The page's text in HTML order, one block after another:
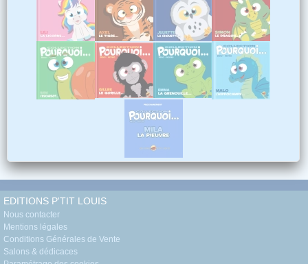
EDITIONS P'TIT LOUIS
Nous contacter
Mentions légales
Conditions Générales de Vente
Salons & dédicaces